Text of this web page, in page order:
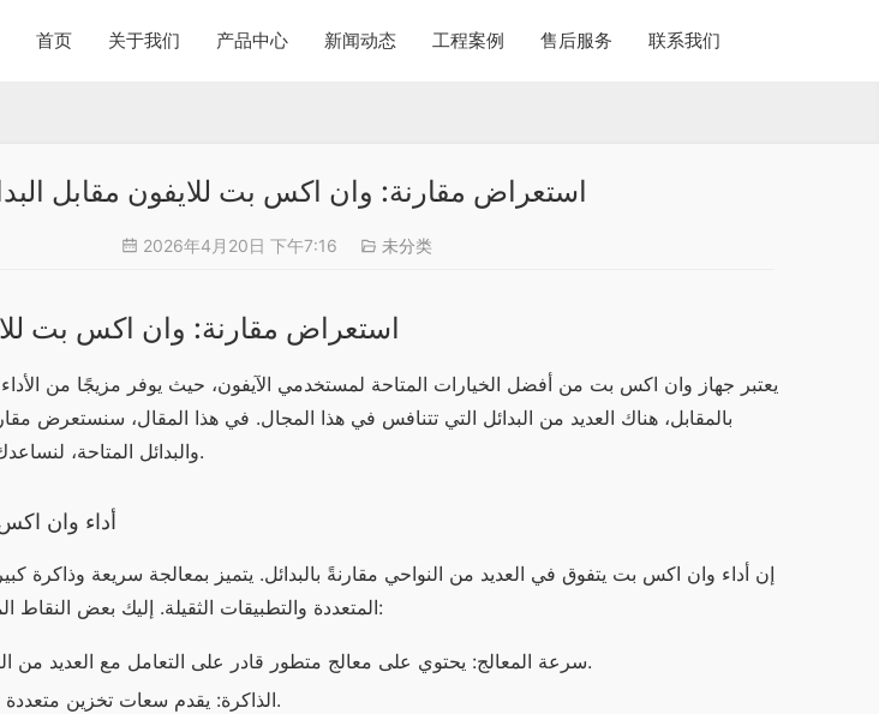
首页 关于我们 产品中心 新闻动态 工程案例 售后服务 联系我们
استعراض مقارنة: وان اكس بت للايفون مقابل
2026年4月20日 下午7:16 未分类
استعراض مقارنة: وان اكس بت
والبدائل المتاحة، لنساعدك في اتخاذ القرار الأفضل لك.
أداء وان
المتعددة والتطبيقات الثقيلة. إليك بعض النقاط المهمة حول أداء وان اكس بت:
سرعة المعالج: يحتوي على معالج متطور قادر على التعامل مع العديد من التطبيقات في وقت واحد.
الذاكرة: يقدم سعات تخزين متعددة تصل إلى 512 جيجابايت.